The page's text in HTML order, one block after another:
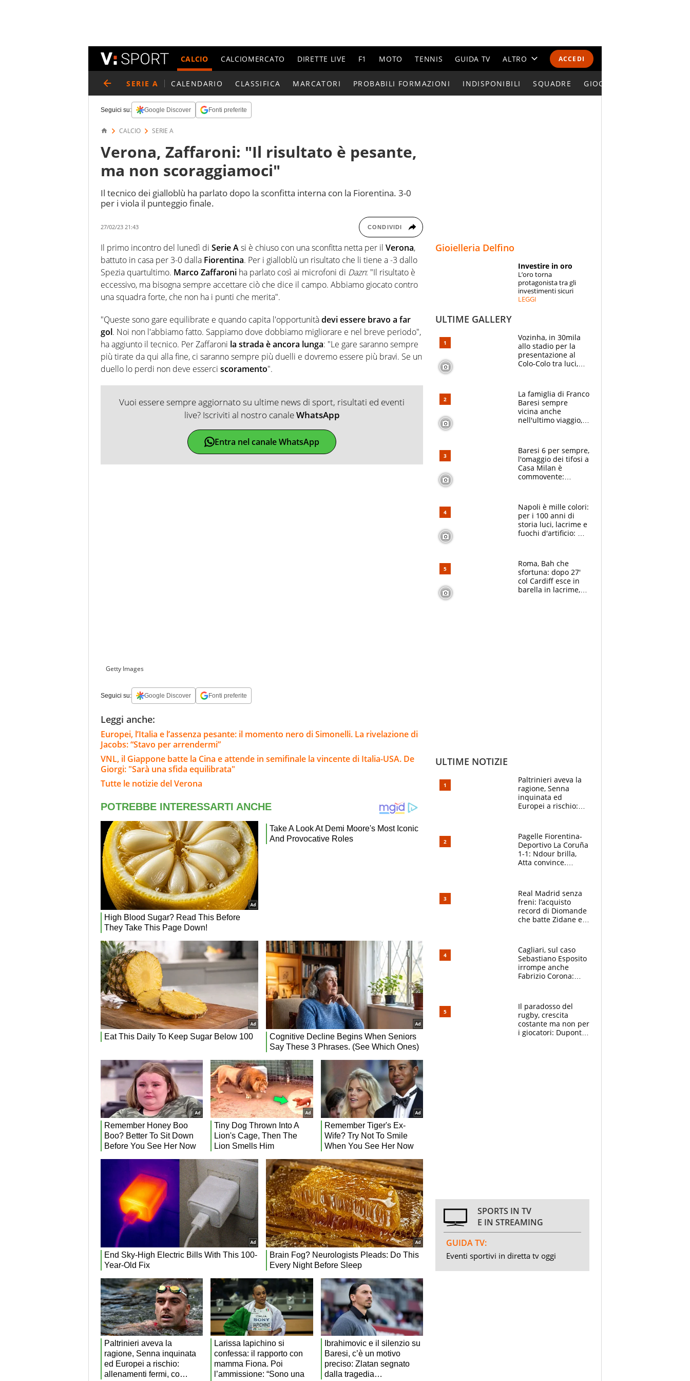
ACCEDI
CALCIO CALCIOMERCATO DIRETTE LIVE F1 MOTO TENNIS GUIDA TV ALTRO
CALENDARI E CLASSIFICHE
ESPERTI
SERIE A CALENDARIO CLASSIFICA MARCATORI PROBABILI FORMAZIONI INDISPONIBILI SQUADRE GIOCATORI SERIE A
Seguici su: Google Discover Fonti preferite
CALCIO SERIE A
Verona, Zaffaroni: "Il risultato è pesante,
ma non scoraggiamoci"
Il tecnico dei gialloblù ha parlato dopo la sconfitta interna con la Fiorentina. 3-0
per i viola il punteggio finale.
27/02/23 21:43 CONDIVIDI
Il primo incontro del lunedì di Serie Asi è chiuso con una sconfitta netta per il Verona,
battuto in casa per 3-0 dalla Fiorentina. Per i gialloblù un risultato che li tiene a -3 dallo
Spezia quartultimo. Marco Zaffaroni ha parlato così ai microfoni di Dazn: "Il risultato è
eccessivo, ma bisogna sempre accettare ciò che dice il campo. Abbiamo giocato contro
una squadra forte, che non ha i punti che merita".
"Queste sono gare equilibrate e quando capita l'opportunitàdevi essere bravo a far
gol. Noi non l'abbiamo fatto. Sappiamo dove dobbiamo migliorare e nel breve periodo",
ha aggiunto il tecnico. Per Zaffaroni la strada è ancora lunga: "Le gare saranno sempre
più tirate da qui alla fine, ci saranno sempre più duelli e dovremo essere più bravi. Se un
duello lo perdi non deve esserci scoramento".
Vuoi essere sempre aggiornato su ultime news di sport, risultati ed eventi
live? Iscriviti al nostro canaleWhatsApp
Entra nel canale WhatsApp
Getty Images
Seguici su: Google Discover Fonti preferite
Leggi anche:
Europei, l’Italia e l’assenza pesante: il momento nero di Simonelli. La rivelazione di
Jacobs: “Stavo per arrendermi”
VNL, il Giappone batte la Cina e attende in semifinale la vincente di Italia-USA. De
Giorgi: "Sarà una sfida equilibrata"
Tutte le notizie del Verona
Gioielleria Delfino
Investire in oro
L’oro torna
protagonista tra gli
investimenti sicuri
LEGGI
ULTIME GALLERY
Vozinha, in 30mila
allo stadio per la
presentazione al
Colo-Colo tra luci,
La famiglia di Franco
Baresi sempre
vicina anche
nell'ultimo viaggio,
circondati
dall'affetto dei tifosi
Baresi 6 per sempre,
l'omaggio dei tifosi a
Casa Milan è
commovente:
bigliettini
Napoli è mille colori:
per i 100 anni di
storia luci, lacrime e
fuochi d'artificio: De
Roma, Bah che
sfortuna: dopo 27'
col Cardiff esce in
barella in lacrime,
ULTIME NOTIZIE
Paltrinieri aveva la
ragione, Senna
inquinata ed
Europei a rischio:
adesso
Pagelle Fiorentina-
Deportivo La Coruña
1-1: Ndour brilla,
Atta convince.
Real Madrid senza
freni: l’acquisto
record di Diomande
che batte Zidane e
Cagliari, sul caso
Sebastiano Esposito
irrompe anche
Fabrizio Corona:
prove”
Il paradosso del
rugby, crescita
costante ma non per
i giocatori: Dupont
SPORTS IN TV
E IN STREAMING
GUIDA TV:
Eventi sportivi in diretta tv oggi